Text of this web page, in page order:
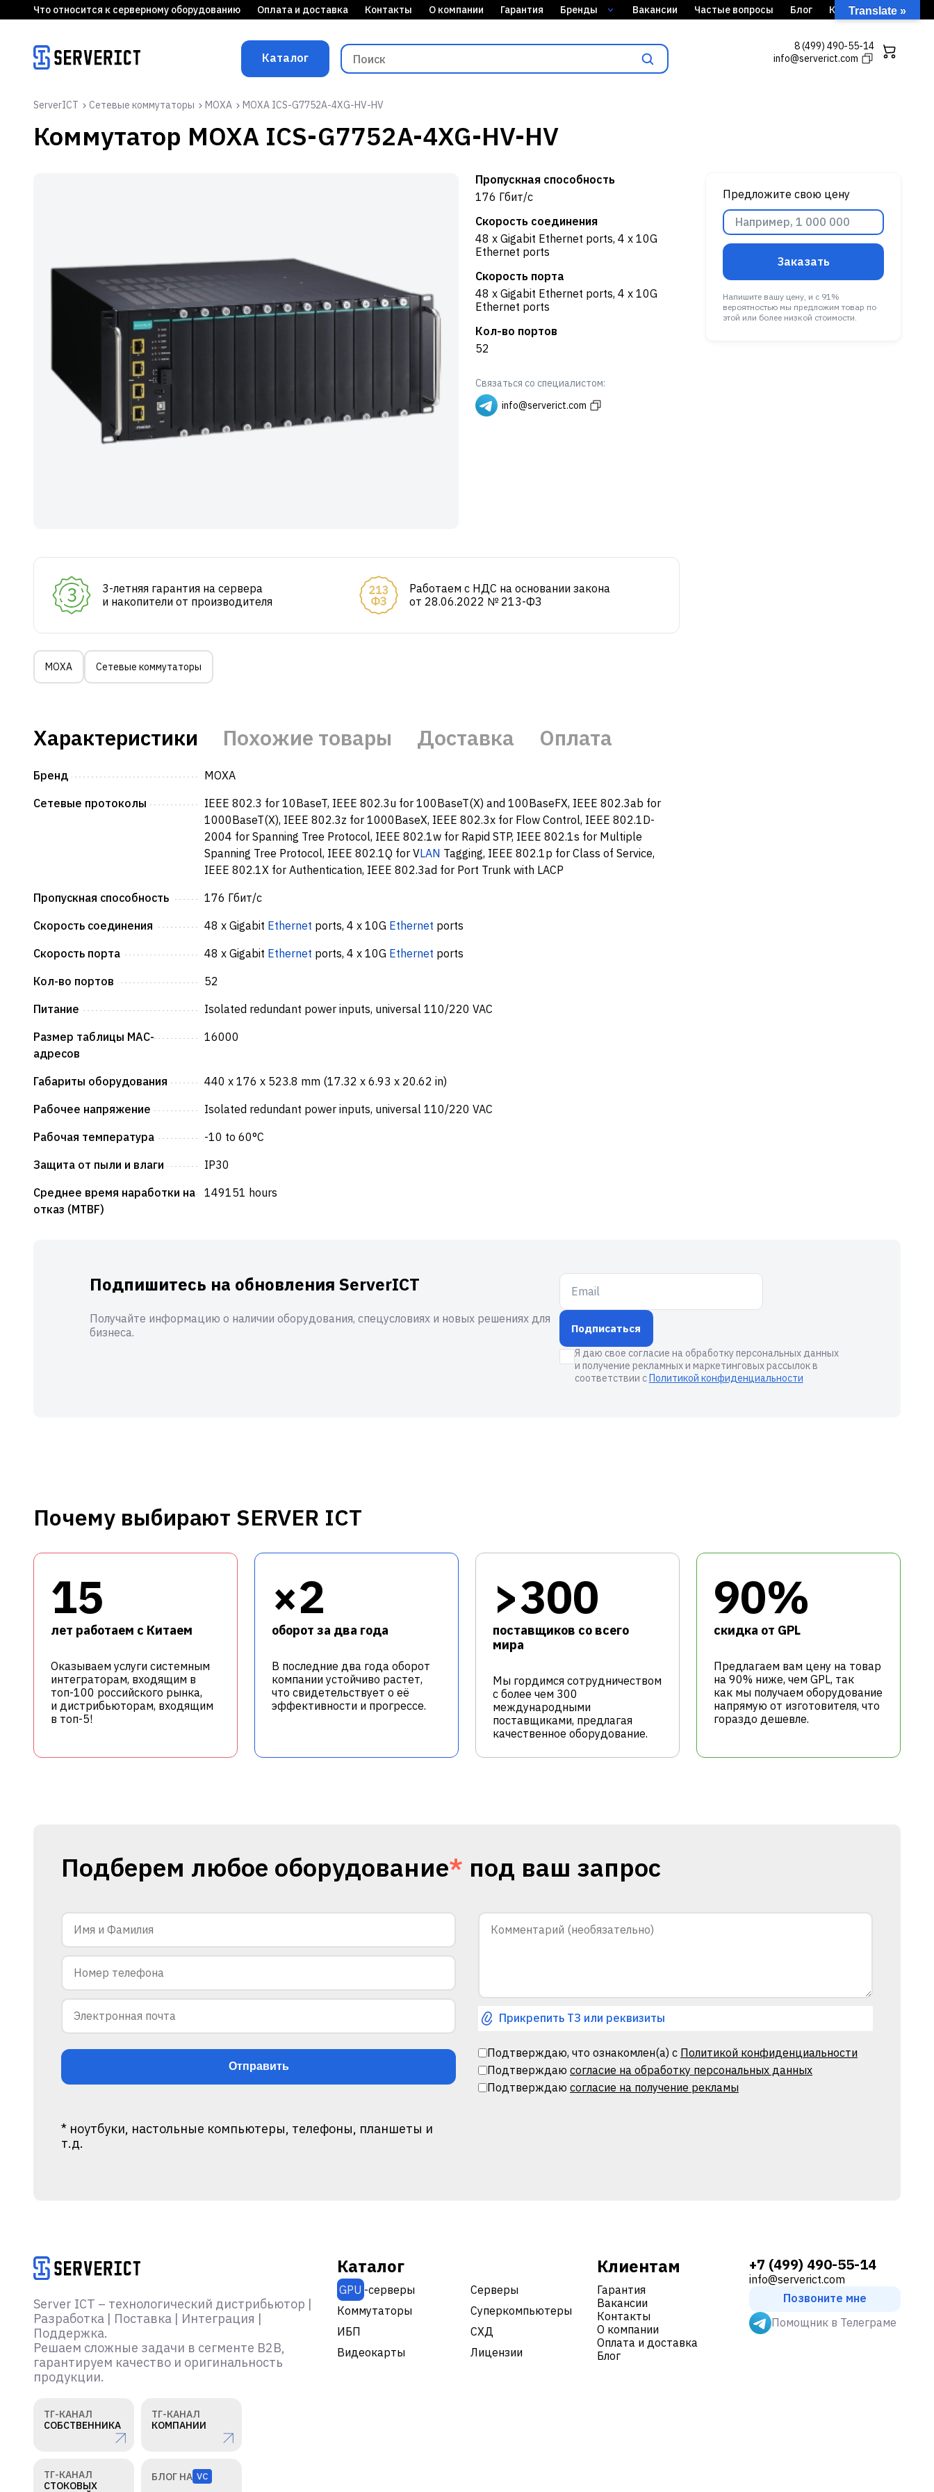
Что относится к серверному оборудованию Оплата и доставка Контакты О компании Гарантия Бренды Вакансии Частые вопросы Блог Кейсы
Каталог
8 (499) 490-55-14
info@serverict.com
ServerICT Сетевые коммутаторы MOXA MOXA ICS-G7752A-4XG-HV-HV
Коммутатор MOXA ICS-G7752A-4XG-HV-HV
Пропускная способность
176 Гбит/с
Скорость соединения
48 x Gigabit Ethernet ports, 4 x 10G
Ethernet ports
Скорость порта
48 x Gigabit Ethernet ports, 4 x 10G
Ethernet ports
Кол-во портов
52
Связаться со специалистом:
info@serverict.com
Предложите свою цену
Заказать
Напишите вашу цену, и с 91%
вероятностью мы предложим товар по
этой или более низкой стоимости.
3-летняя гарантия на сервера
и накопители от производителя
Работаем с НДС на основании закона
от 28.06.2022 № 213-ФЗ
MOXA Сетевые коммутаторы
Характеристики Похожие товары Доставка Оплата
Бренд
MOXA
Сетевые протоколы
IEEE 802.3 for 10BaseT, IEEE 802.3u for 100BaseT(X) and 100BaseFX, IEEE 802.3ab for
1000BaseT(X), IEEE 802.3z for 1000BaseX, IEEE 802.3x for Flow Control, IEEE 802.1D-
2004 for Spanning Tree Protocol, IEEE 802.1w for Rapid STP, IEEE 802.1s for Multiple
Spanning Tree Protocol, IEEE 802.1Q for VLAN Tagging, IEEE 802.1p for Class of Service,
IEEE 802.1X for Authentication, IEEE 802.3ad for Port Trunk with LACP
Пропускная способность
176 Гбит/с
Скорость соединения
48 x Gigabit Ethernet ports, 4 x 10G Ethernet ports
Скорость порта
48 x Gigabit Ethernet ports, 4 x 10G Ethernet ports
Кол-во портов
52
Питание
Isolated redundant power inputs, universal 110/220 VAC
Размер таблицы MAC-
адресов
16000
Габариты оборудования
440 x 176 x 523.8 mm (17.32 x 6.93 x 20.62 in)
Рабочее напряжение
Isolated redundant power inputs, universal 110/220 VAC
Рабочая температура
-10 to 60°C
Защита от пыли и влаги
IP30
Среднее время наработки на
отказ (MTBF)
149151 hours
Подпишитесь на обновления ServerICT
Получайте информацию о наличии оборудования, спецусловиях и новых решениях для
бизнеса.
Подписаться
Я даю свое согласие на обработку персональных данных
и получение рекламных и маркетинговых рассылок в
соответствии сПолитикой конфиденциальности
Почему выбирают SERVER ICT
15
лет работаем с Китаем
Оказываем услуги системным
интеграторам, входящим в
топ-100 российского рынка,
и дистрибьюторам, входящим
в топ-5!
×2
оборот за два года
В последние два года оборот
компании устойчиво растет,
что свидетельствует о её
эффективности и прогрессе.
>300
поставщиков со всего
мира
Мы гордимся сотрудничеством
с более чем 300
международными
поставщиками, предлагая
качественное оборудование.
90%
cкидка от GPL
Предлагаем вам цену на товар
на 90% ниже, чем GPL, так
как мы получаем оборудование
напрямую от изготовителя, что
гораздо дешевле.
Подберем любое оборудование* под ваш запрос
Прикрепить ТЗ или реквизиты
Подтверждаю, что ознакомлен(а) с Политикой конфиденциальности
Подтверждаю согласие на обработку персональных данных
Подтверждаю согласие на получение рекламы
* ноутбуки, настольные компьютеры, телефоны, планшеты и
т.д.
Server ICT – технологический дистрибьютор |
Разработка | Поставка | Интеграция |
Поддержка.
Решаем сложные задачи в сегменте B2B,
гарантируем качество и оригинальность
продукции.
ТГ-КАНАЛ
СОБСТВЕННИКА
ТГ-КАНАЛ
КОМПАНИИ
ТГ-КАНАЛ
СТОКОВЫХ
БЛОГ НА VC
Каталог
GPU -серверы
Серверы
Коммутаторы
Суперкомпьютеры
ИБП
СХД
Видеокарты
Лицензии
Клиентам
Гарантия
Вакансии
Контакты
О компании
Оплата и доставка
Блог
+7 (499) 490-55-14
info@serverict.com
Позвоните мне
Помощник в Телеграме
Translate »